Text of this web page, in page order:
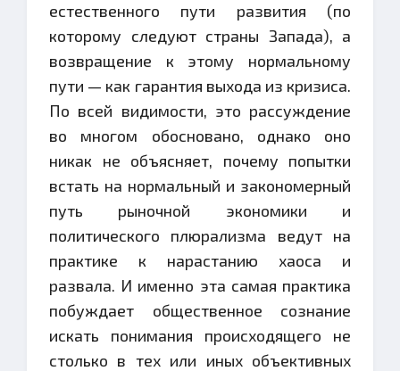
естественного пути развития (по
которому следуют страны Запада), а
возвращение к этому нормальному
пути — как гарантия выхода из кризиса.
По всей видимости, это рассуждение
во многом обосновано, однако оно
никак не объясняет, почему попытки
встать на нормальный и закономерный
путь рыночной экономики и
политического плюрализма ведут на
практике к нарастанию хаоса и
развала. И именно эта самая практика
побуждает общественное сознание
искать понимания происходящего не
столько в тех или иных объективных